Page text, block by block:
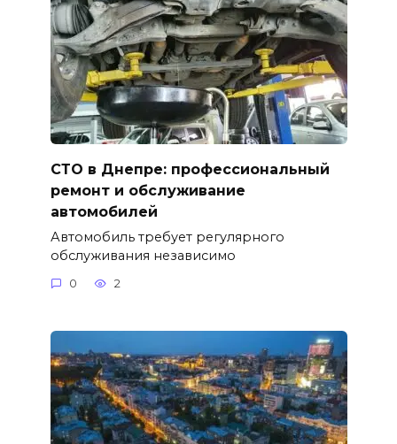
СТО в Днепре: профессиональный
ремонт и обслуживание
автомобилей
Автомобиль требует регулярного
обслуживания независимо
0 2